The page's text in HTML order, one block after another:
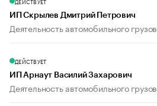
ИП Скрылев Дмитрий Петрович
Деятельность автомобильного
ДЕЙСТВУЕТ
ИП Арнаут Василий Захарович
Деятельность автомобильного